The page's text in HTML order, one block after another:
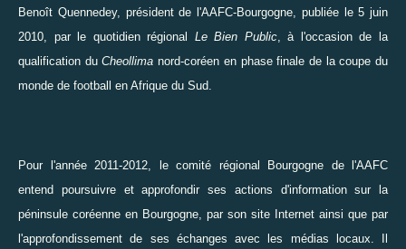
Benoît Quennedey, président de l'AAFC-Bourgogne, publiée le 5 juin
2010, par le quotidien régional Le Bien Public, à l'occasion de la
qualification duCheollima nord-coréen en phase finale de la coupe du
monde de football en Afrique du Sud.
Pour l'année 2011-2012, le comité régional Bourgogne de l'AAFC
entend poursuivre et approfondir ses actions d'information sur la
péninsule coréenne en Bourgogne, par son site Internet ainsi que par
l'approfondissement de ses échanges avec les médias locaux. Il